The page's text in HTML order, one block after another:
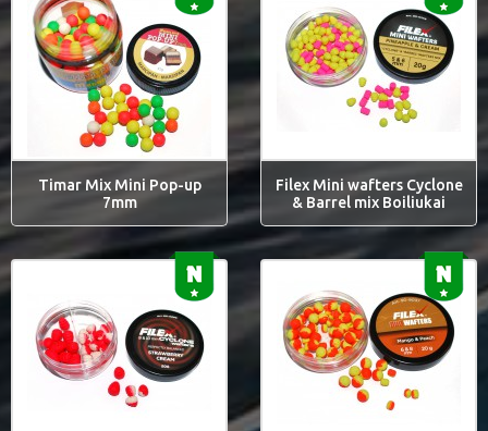
Timar Mix Mini Pop-up
7mm
Filex Mini wafters Cyclone
& Barrel mix Boiliukai